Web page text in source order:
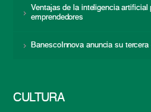
Ventajas de la inteligencia artificial
emprendedores
BanescoInnova anuncia su tercera
CULTURA